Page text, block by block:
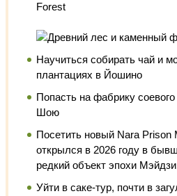
Forest
Научиться собирать чай и
плантациях в Йошино
Попасть на фабрику
Шою
Посетить новый Nara Prison
открылся в 2026 году в
редкий объект эпохи
Уйти в саке-тур, почти в